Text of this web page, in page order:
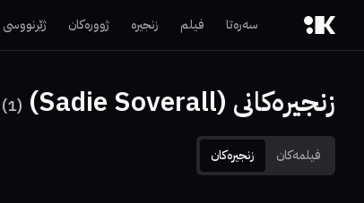
سەرەتا فیلم زنجیرە ژوورەکان ژێرنووسی
زنجیرەکانی (Sadie Soverall) (
1
)
فیلمەکان زنجیرەکان